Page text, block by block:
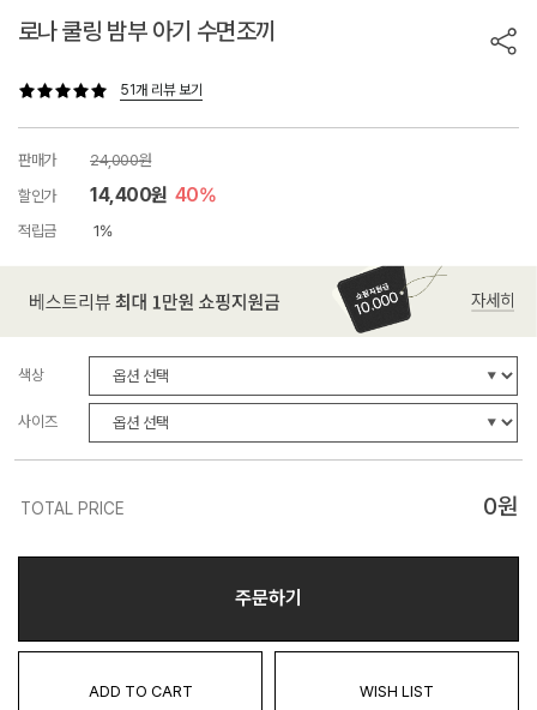
로나 쿨링 밤부 아기 수면조끼
51개 리뷰 보기
판매가
24,000원
할인가
14,400원 40%
적립금 1%
색상
사이즈
TOTAL PRICE 0원
주문하기
ADD TO CART WISH LIST